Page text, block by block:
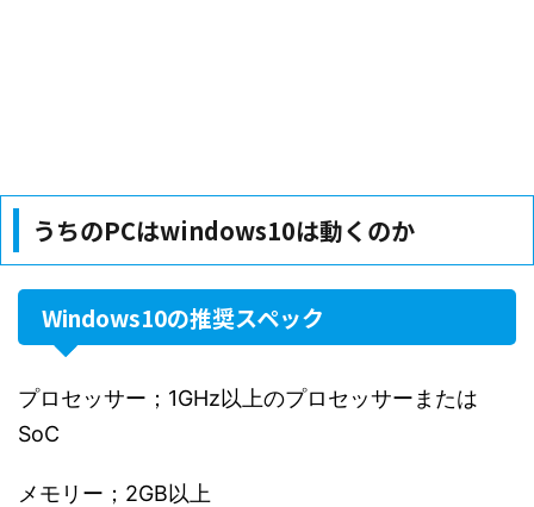
うちのPCはwindows10は動くのか
Windows10の推奨スペック
プロセッサー；1GHz以上のプロセッサーまたは
SoC
メモリー；2GB以上